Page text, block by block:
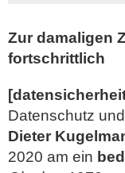
Zur damaligen
fortschrittlich
Datenschutz
Dieter
2020 am ein